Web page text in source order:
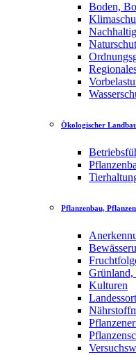
Boden,
Ökologischer
Pflanzenbau,
Grünland,
Kulturen